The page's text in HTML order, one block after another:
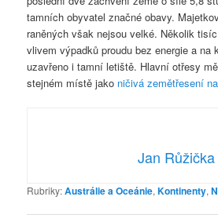
tamních obyvatel značné obavy.
raněných však nejsou velké. Několik
vlivem výpadků proudu bez energie a na
uzavřeno i tamní letiště. Hlavní otřesy
stejném místě jako ničivá zemětřesení
Jan Růžička
Rubriky:Austrálie a Oceánie,Kontinenty,